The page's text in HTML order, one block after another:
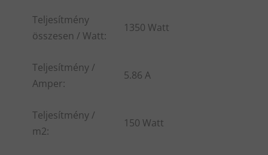
Teljesítmény
összesen / Watt:
1350 Watt
Teljesítmény /
Amper:
5.86 A
Teljesítmény /
m2:
150 Watt